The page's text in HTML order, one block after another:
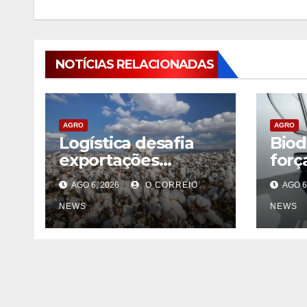
NOTÍCIAS RELACIONADAS
AGRO
Logística desafia
exportações
brasileiras de
algodão
AGO 6, 2026 O CORREIO
NEWS
AGRO
AGO
NEWS